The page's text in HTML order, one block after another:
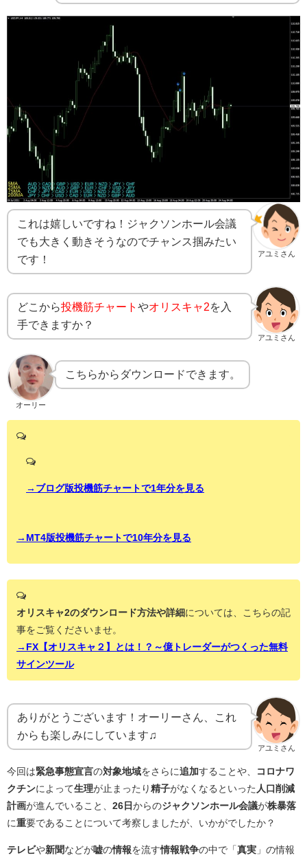
アユミさん
これは嬉しいですね！ジャクソンホール会議
でも大きく動きそうなのでチャンス掴みたい
です！
アユミさん
どこから投機筋チャート やオリスキャ2を入
手できますか？
オーリー
こちらからダウンロードできます。
→ブログ版投機筋チャートで1年分を見る
→MT4版投機筋チャートで10年分を見る
オリスキャ2のダウンロード方法や詳細 については、こちらの記
事をご覧くださいませ。
→FX【オリスキャ２】とは！？～億トレーダーがつくった無料
サインツール
アユミさん
ありがとうございます！オーリーさん、これ
からも楽しみにしています♫
今回は緊急事態宣言の対象地域をさらに追加することや、
コロナワ
クチンによって生理が止まったり 精子がなくなるといった 人口削減
計画が進んでいること、 26日 からのジャクソンホール会議が株暴落
に重要であることについて考察しましたが、いかがでしたか？
テレビや新聞などが嘘の情報を流す情報戦争の中で「 真実 」の情報